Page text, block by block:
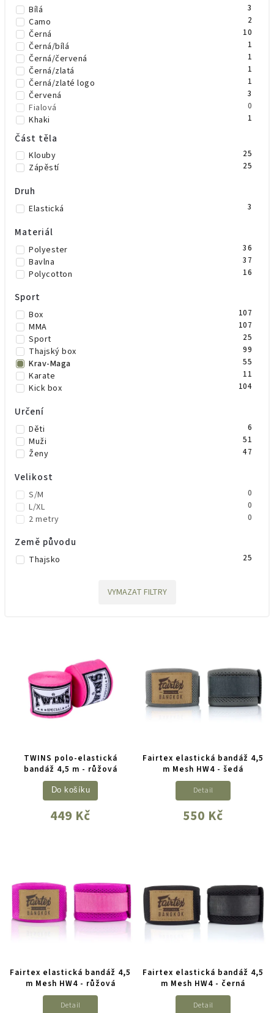
Bílá 3
Camo 2
Černá 10
Černá/bílá 1
Černá/červená 1
Černá/zlatá 1
Černá/zlaté logo 1
Červená 3
Fialová 0
Khaki 1
Modrá
Neonově zelená
Neonově žlutá 4
Oranžová 3
Šedá
Trikolora 0
Zelená/černá
Maskáč 0
Béžová 1
Vínová 2
Mint
Olivově zelená
Část těla
Klouby 25
Zápěstí 25
Druh
Elastická 3
Materiál
Polyester 36
Bavlna 37
Polycotton 16
Sport
Box 107
MMA 107
Sport 25
Thajský box 99
Krav-Maga 55
Karate 11
Kick box 104
Určení
Děti 6
Muži 51
Ženy 47
Velikost
S/M 0
L/XL 0
2 metry 0
Země původu
Thajsko 25
VYMAZAT FILTRY
TWINS polo-elastická
bandáž 4,5 m - růžová
449 Kč
Do košíku
Fairtex elastická bandáž 4,5
m Mesh HW4 - šedá
550 Kč
Detail
Fairtex elastická bandáž 4,5
m Mesh HW4 - růžová
Detail
Fairtex elastická bandáž 4,5
m Mesh HW4 - černá
Detail